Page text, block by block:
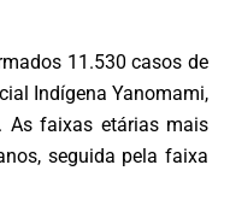
11.530 casos de
Indígena Yanomami,
As faixas etárias mais
seguida pela faixa